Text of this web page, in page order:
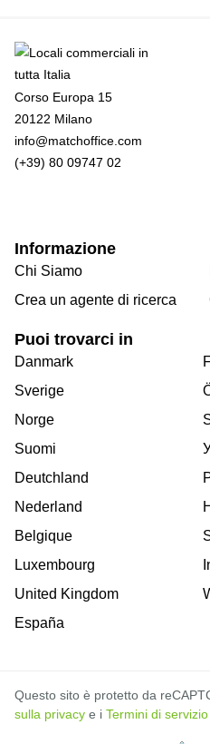
Corso Europa 15
20122 Milano
info@matchoffice.com
(+39) 80 09747 02
Informazione
Chi Siamo
Crea un agente di ricerca
Puoi trovarci in
Danmark
Sverige
Norge
Suomi
Deutchland
Nederland
Belgique
Luxembourg
United Kingdom
España
Questo sito è protetto da
sulla privacy e i Termini di servizio